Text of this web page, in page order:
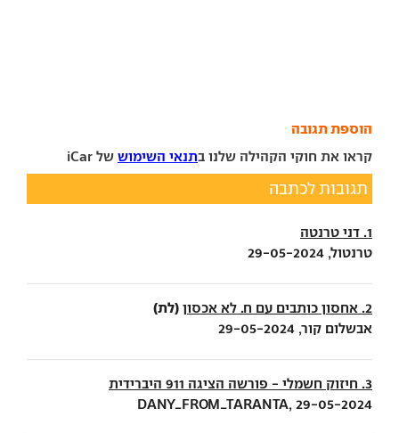
הוספת תגובה
קראו את חוקי הקהילה שלנו בתנאי השימוש של iCar
תגובות לכתבה
1. דני טרנטה
טרנטול, 29-05-2024
2. אחסון כותבים עם ח. לא אכסון (לת)
אבשלום קור, 29-05-2024
3. חיזוק חשמלי - פורשה הציגה 911 היברידית
DANY_FROM_TARANTA, 29-05-2024